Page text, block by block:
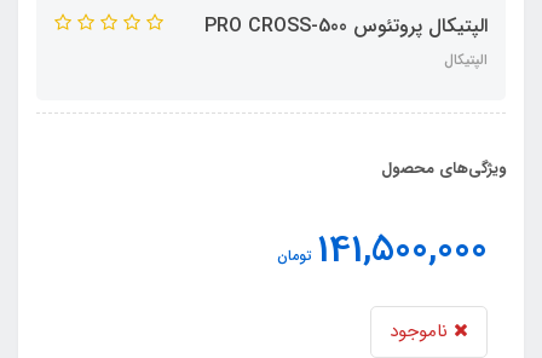
الپتیکال پروتئوس PRO CROSS-500
الپتیکال
ویژگی‌های محصول
141,500,000 تومان
ناموجود